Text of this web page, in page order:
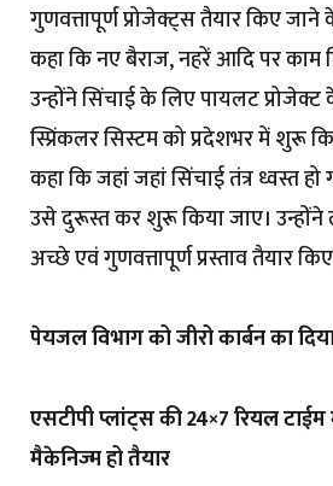
गुणवत्तापूर्ण प्रोजेक्ट्स तैयार किए जाने
कहा कि नए बैराज, नहरें आदि पर काम
उन्होंने सिंचाई के लिए पायलट
स्प्रिंकलर सिस्टम को प्रदेशभर में शुरू
कहा कि जहां जहां सिंचाई तंत्र ध्वस्त
उसे दुरूस्त कर शुरू किया जाए। उन्होंने
अच्छे एवं गुणवत्तापूर्ण प्रस्ताव तैयार
पेयजल विभाग को जीरो कार्बन का
एसटीपी प्लांट्स की 24×7 रियल टाईम
मैकेनिज्म हो तैयार